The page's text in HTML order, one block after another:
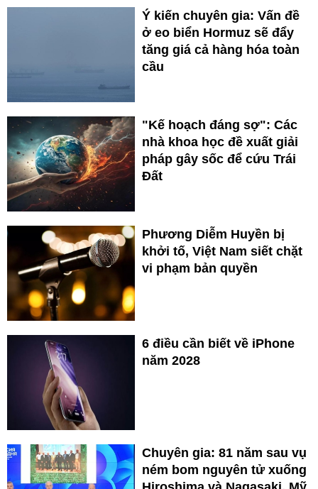
Ý kiến chuyên gia: Vấn đề
ở eo biển Hormuz sẽ đẩy
tăng giá cả hàng hóa toàn
cầu
"Kế hoạch đáng sợ": Các
nhà khoa học đề xuất giải
pháp gây sốc để cứu Trái
Đất
Phương Diễm Huyền bị
khởi tố, Việt Nam siết chặt
vi phạm bản quyền
6 điều cần biết về iPhone
năm 2028
Chuyên gia: 81 năm sau vụ
ném bom nguyên tử xuống